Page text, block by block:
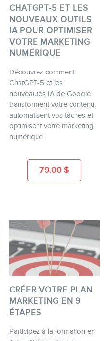
CHATGPT-5 ET LES
NOUVEAUX OUTILS
IA POUR OPTIMISER
VOTRE MARKETING
NUMÉRIQUE
Découvrez comment
ChatGPT-5 et les
nouveautés IA de Google
transforment votre contenu,
automatisent vos tâches et
optimisent votre marketing
numérique.
79.00 $
CRÉER VOTRE PLAN
MARKETING EN 9
ÉTAPES
Participez à la formation en